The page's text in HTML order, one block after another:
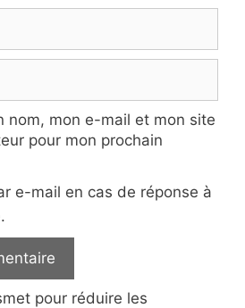
nom, mon e-mail et mon site
pour mon prochain
e-mail en cas de réponse à
pour réduire les